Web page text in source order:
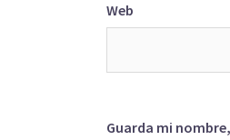
Web
Guarda mi